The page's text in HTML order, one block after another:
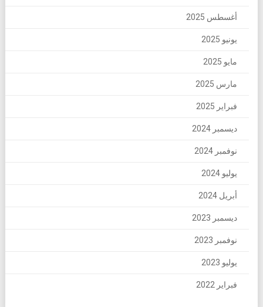
أغسطس 2025
يونيو 2025
مايو 2025
مارس 2025
فبراير 2025
ديسمبر 2024
نوفمبر 2024
يوليو 2024
أبريل 2024
ديسمبر 2023
نوفمبر 2023
يوليو 2023
فبراير 2022